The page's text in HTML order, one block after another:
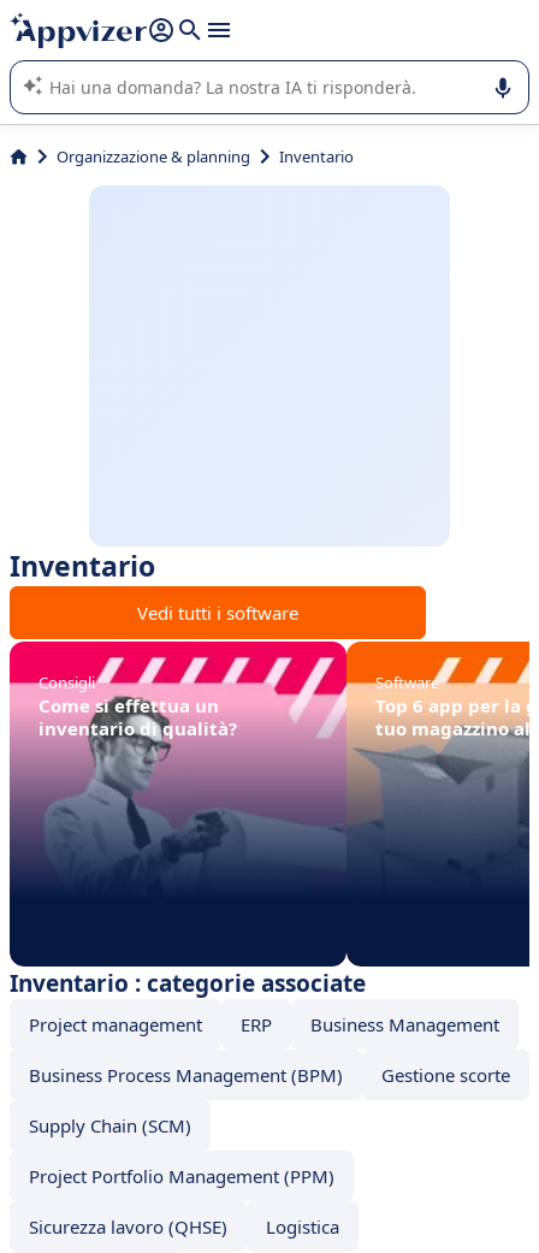
righe con
shift + enter
L'IA di Appvizer vi guida nell'utilizzo o nella scelta di un
software SaaS per la vostra azienda.
Organizzazione & planning Inventario
Inventario
Vedi tutti i software
Consigli
Come si effettua un
inventario di qualità?
Software
Top 6 app per la
tuo magazzino
Inventario : categorie associate
Project management ERP Business Management
Business Process Management (BPM) Gestione scorte
Supply Chain (SCM)
Project Portfolio Management (PPM)
Sicurezza lavoro (QHSE) Logistica